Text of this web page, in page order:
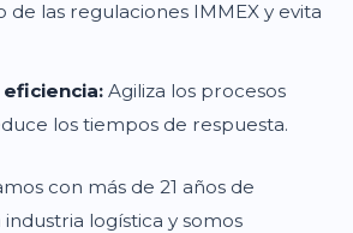
las regulaciones IMMEX y evita
Agiliza los procesos
los tiempos de respuesta.
con más de 21 años de
logística y somos